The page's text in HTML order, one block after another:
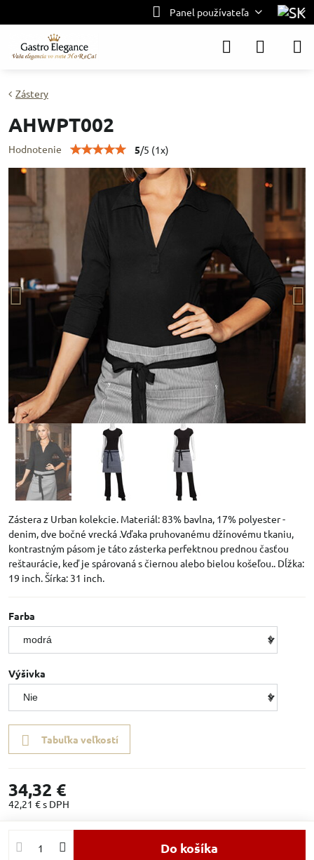
Panel používateľa
Zástery
AHWPT002
Hodnotenie 5/5 (1x)
Zástera z Urban kolekcie. Materiál: 83% bavlna, 17% polyester -
denim, dve bočné vrecká .Vďaka pruhovanému džínovému tkaniu,
kontrastným pásom je táto zásterka perfektnou prednou časťou
reštaurácie, keď je spárovaná s čiernou alebo bielou košeľou.. Dĺžka:
19 inch. Šírka: 31 inch.
Farba
Výšivka
Tabuľka veľkostí
34,32 €
42,21 €s DPH
Do košíka